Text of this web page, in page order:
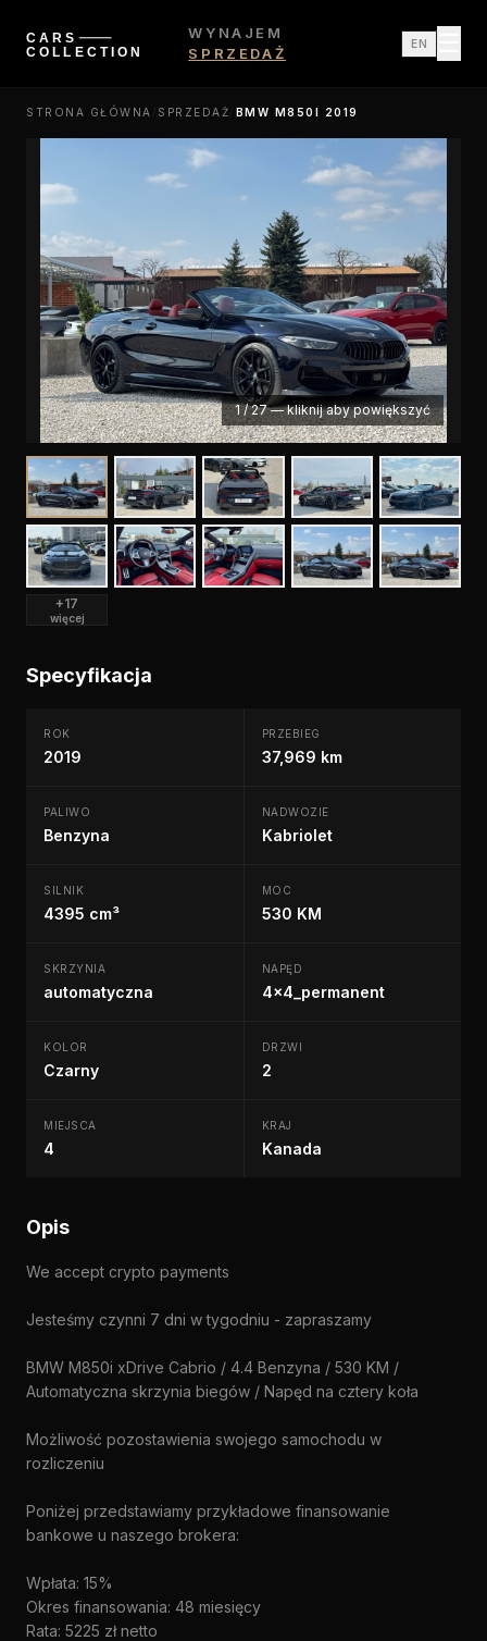
WYNAJEM
SPRZEDAŻ
EN
STRONA GŁÓWNA SPRZEDAŻ BMW M850I 2019
1/27—kliknij aby powiększyć
+17
więcej
Specyfikacja
ROK
2019
PRZEBIEG
37,969 km
PALIWO
Benzyna
NADWOZIE
Kabriolet
SILNIK
4395 cm³
MOC
530 KM
SKRZYNIA
automatyczna
NAPĘD
4x4_permanent
KOLOR
Czarny
DRZWI
2
MIEJSCA
4
KRAJ
Kanada
Opis
We accept crypto payments
Jesteśmy czynni 7 dni w tygodniu - zapraszamy
BMW M850i xDrive Cabrio / 4.4 Benzyna / 530 KM /
Automatyczna skrzynia biegów / Napęd na cztery koła
Możliwość pozostawienia swojego samochodu w
rozliczeniu
Poniżej przedstawiamy przykładowe finansowanie
bankowe u naszego brokera:
Wpłata: 15%
Okres finansowania: 48 miesięcy
Rata: 5225 zł netto